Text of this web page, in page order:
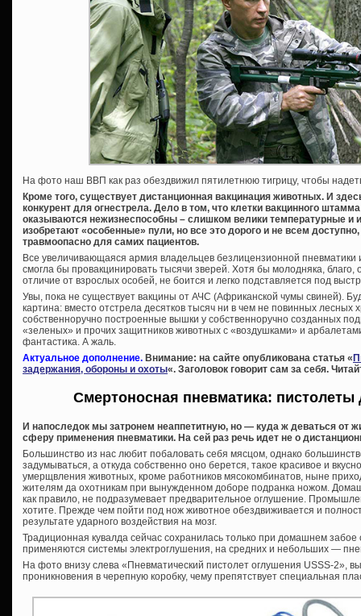
На фото наш ВВП как раз обездвижил пятилетнюю тигрицу, чтобы
Кроме того, существует дистанционная вакцинация животных. И
конкурент для огнестрела. Дело в том, что клетки вакцинного
оказываются нежизнеспособны – слишком велики температурные и
изобретают «особенные» пули, но все это дорого и не всем
травмоопасно для самих пациентов.
Все увеличивающаяся армия владельцев безлицензионной пневматики
смогла бы провакцинировать тысячи зверей. Хотя бы молодняка,
отличие от взрослых особей, не боится и легко подставляется под
Увы, пока не существует вакцины от АЧС (Африканской чумы свиней).
картина: вместо отстрела десятков тысяч ни в чем не повинных лесных
собственноручно построенные вышки у собственноручно созданных
«зеленых» и прочих защитников животных с «воздушками» и
фантастика. А жаль.
Актуальное дополнение. Внимание: на сайте опубликована статья «
задержания, обороны и охоты«. Заголовок говорит сам за себя.
Смертоносная пневматика:
И напоследок мы затронем неаппетитную, но — куда ж деваться от
сферу применения пневматики. На сей раз речь идет не о
Большинство из нас любит побаловать себя мясцом, однако
задумываться, а откуда собственно оно берется, такое красивое и
умерщвления животных, кроме работников мясокомбинатов, ныне
жителям да охотникам при вынужденном доборе подранка ножом.
как правило, не подразумевает предварительное оглушение.
хотите. Прежде чем пойти под нож животное обездвиживается и
результате ударного воздействия на мозг.
Традиционная кувалда сейчас сохранилась только при домашнем
применяются системы электроглушения, на средних и небольших —
На фото внизу слева «Пневматический пистолет оглушения USSS-2»,
проникновения в черепную коробку, чему препятствует специальная